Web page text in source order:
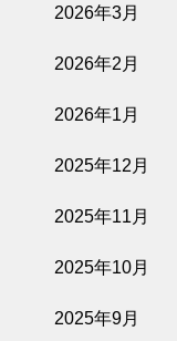
2026年3月
2026年2月
2026年1月
2025年12月
2025年11月
2025年10月
2025年9月